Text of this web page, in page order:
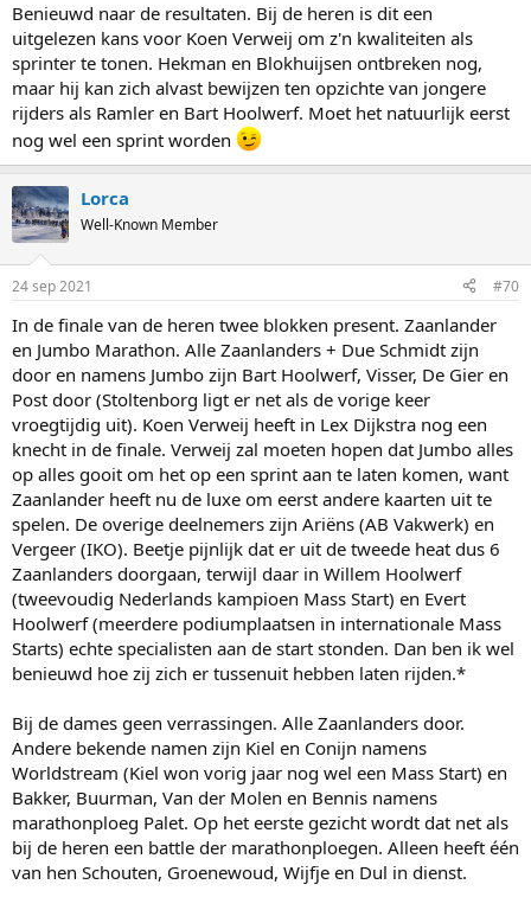
Benieuwd naar de resultaten. Bij de heren is dit een
uitgelezen kans voor Koen Verweij om z'n kwaliteiten als
sprinter te tonen. Hekman en Blokhuijsen ontbreken nog,
maar hij kan zich alvast bewijzen ten opzichte van jongere
rijders als Ramler en Bart Hoolwerf. Moet het natuurlijk eerst
nog wel een sprint worden
Lorca
Well-Known Member
24 sep 2021 #70
In de finale van de heren twee blokken present. Zaanlander
en Jumbo Marathon. Alle Zaanlanders + Due Schmidt zijn
door en namens Jumbo zijn Bart Hoolwerf, Visser, De Gier en
Post door (Stoltenborg ligt er net als de vorige keer
vroegtijdig uit). Koen Verweij heeft in Lex Dijkstra nog een
knecht in de finale. Verweij zal moeten hopen dat Jumbo alles
op alles gooit om het op een sprint aan te laten komen, want
Zaanlander heeft nu de luxe om eerst andere kaarten uit te
spelen. De overige deelnemers zijn Ariëns (AB Vakwerk) en
Vergeer (IKO). Beetje pijnlijk dat er uit de tweede heat dus 6
Zaanlanders doorgaan, terwijl daar in Willem Hoolwerf
(tweevoudig Nederlands kampioen Mass Start) en Evert
Hoolwerf (meerdere podiumplaatsen in internationale Mass
Starts) echte specialisten aan de start stonden. Dan ben ik wel
benieuwd hoe zij zich er tussenuit hebben laten rijden.*
Bij de dames geen verrassingen. Alle Zaanlanders door.
Andere bekende namen zijn Kiel en Conijn namens
Worldstream (Kiel won vorig jaar nog wel een Mass Start) en
Bakker, Buurman, Van der Molen en Bennis namens
marathonploeg Palet. Op het eerste gezicht wordt dat net als
bij de heren een battle der marathonploegen. Alleen heeft één
van hen Schouten, Groenewoud, Wijfje en Dul in dienst.